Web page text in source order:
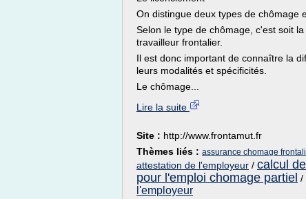
On distingue deux types de chômage
Selon le type de chômage, c'est soit
travailleur frontalier.
Il est donc important de connaître la
leurs modalités et spécificités.
Le chômage...
Lire la suite
Site : http://www.frontamut.fr
Thèmes liés : assurance chomage
attestation de l'employeur / calcul
pour l'emploi chomage partiel /
l'employeur